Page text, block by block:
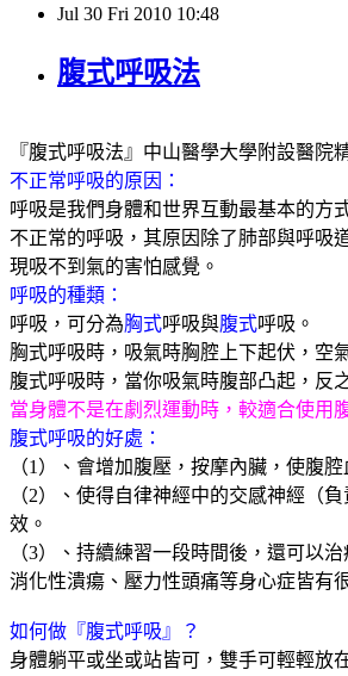
Jul 30 Fri 2010 10:48
腹式呼吸法
『腹式呼吸法』 中山醫學大學附設醫院
不正常呼吸的原因：
呼吸是我們身體和世界互動最基本的方
不正常的呼吸，其原因除了肺部與呼吸
現吸不到氣的害怕感覺。
呼吸的種類：
呼吸，可分為胸式呼吸與腹式呼吸。
胸式呼吸時，吸氣時胸腔上下起伏，空
腹式呼吸時，當你吸氣時腹部凸起，反
當身體不是在劇烈運動時，較適合使用
腹式呼吸的好處：
（1 ）、會增加腹壓，按摩內臟，使腹
（2）、使得自律神經中的交感神經（
效。
（3）、持續練習一段時間後，還可以
消化性潰瘍、壓力性頭痛等身心症皆有
如何做『腹式呼吸』？
身體躺平或坐或站皆可，雙手可輕輕放